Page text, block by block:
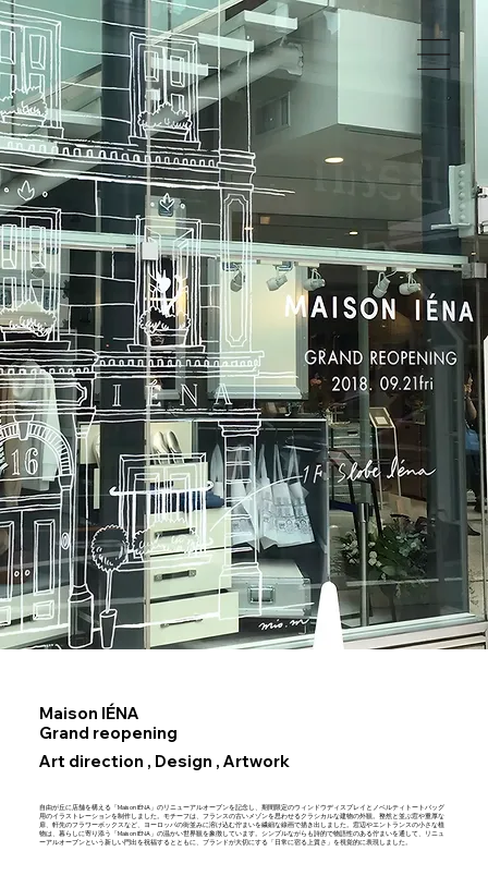
Maison IÉNA
Grand reopening
Art direction , Design , Artwork
自由が丘に店舗を構える「Maison IÉNA」のリニューアルオープンを記念し、期間限定のウィンドウディスプレイとノベルティトートバッグ
用のイラストレーションを制作しました。モチーフは、フランスの古いメゾンを思わせるクラシカルな建物の外観。整然と並ぶ窓や重厚な
扉、軒先のフラワーボックスなど、ヨーロッパの街並みに溶け込む佇まいを繊細な線画で描き出しました。窓辺やエントランスの小さな植
物は、暮らしに寄り添う「Maison IÉNA」の温かい世界観を象徴しています。シンプルながらも詩的で物語性のある佇まいを通して、リニュ
ーアルオープンという新しい門出を祝福するとともに、ブランドが大切にする「日常に宿る上質さ」を視覚的に表現しました。